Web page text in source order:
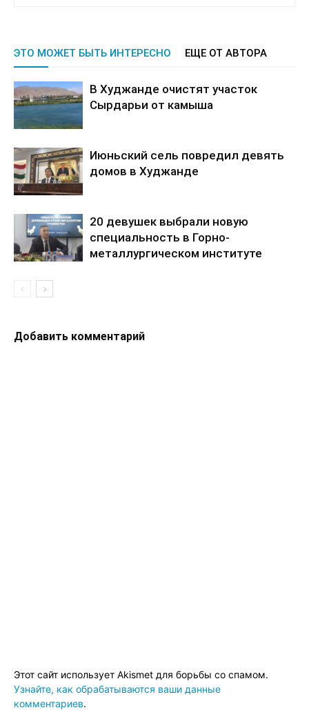
ЭТО МОЖЕТ БЫТЬ ИНТЕРЕСНО ЕЩЕ ОТ АВТОРА
В Худжанде очистят участок
Сырдарьи от камыша
Июньский сель повредил девять
домов в Худжанде
20 девушек выбрали новую
специальность в Горно-
металлургическом институте
Добавить комментарий
Этот сайт использует Akismet для борьбы со спамом.
Узнайте, как обрабатываются ваши данные
комментариев.